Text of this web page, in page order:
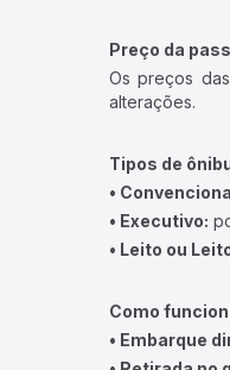
Preço da
Os preços
alterações.
Tipos de
•
• Executivo:
• Leito ou
Como
• Embarque